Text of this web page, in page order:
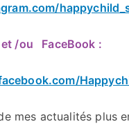
et /ou FaceBook :
mes actualités plus